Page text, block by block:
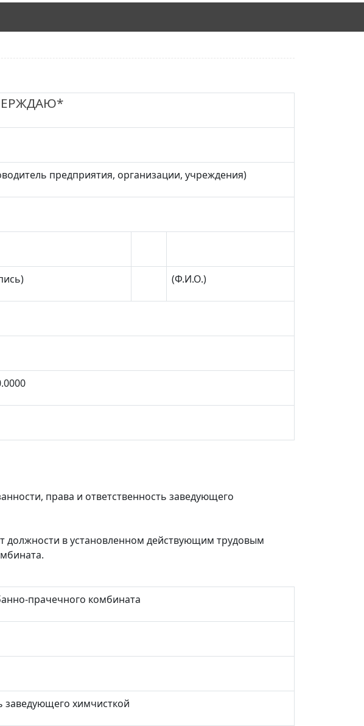
предприятия, организации, учреждения)
(Ф.И.О.)
права и ответственность заведующего
должности в установленном действующим трудовым
прачечного комбината
заведующего химчисткой